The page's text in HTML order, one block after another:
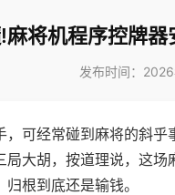
麻将机程序控牌
发布时间：
，可经常碰到麻将的斜
大胡，按道理说，这场
根到底还是输钱。